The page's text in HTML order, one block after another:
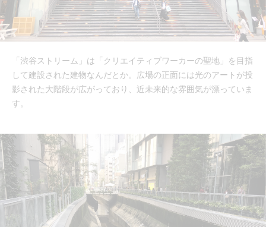
「渋谷ストリーム」は「クリエイティブワーカーの聖地」を目指
して建設された建物なんだとか。広場の正面には光のアートが投
影された大階段が広がっており、近未来的な雰囲気が漂っていま
す。